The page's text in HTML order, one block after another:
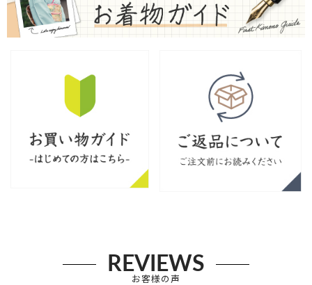
REVIEWS
お客様の声